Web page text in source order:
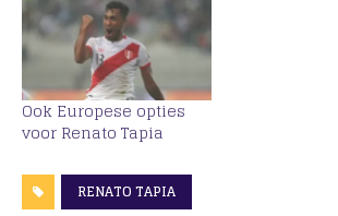
Ook Europese opties
voor Renato Tapia
RENATO TAPIA